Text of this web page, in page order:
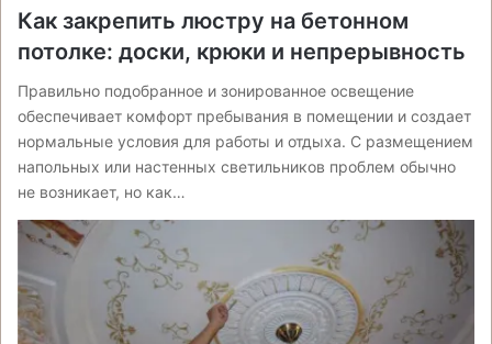
Как закрепить люстру на бетонном
потолке: доски, крюки и непрерывность
Правильно подобранное и зонированное освещение
обеспечивает комфорт пребывания в помещении и создает
нормальные условия для работы и отдыха. С размещением
напольных или настенных светильников проблем обычно
не возникает, но как…